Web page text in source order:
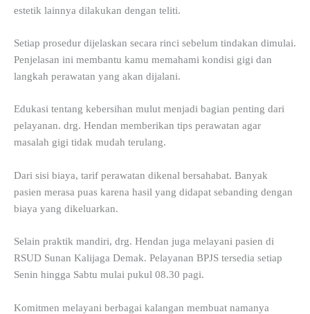
estetik lainnya dilakukan dengan teliti.
Setiap prosedur dijelaskan secara rinci sebelum tindakan dimulai.
Penjelasan ini membantu kamu memahami kondisi gigi dan
langkah perawatan yang akan dijalani.
Edukasi tentang kebersihan mulut menjadi bagian penting dari
pelayanan. drg. Hendan memberikan tips perawatan agar
masalah gigi tidak mudah terulang.
Dari sisi biaya, tarif perawatan dikenal bersahabat. Banyak
pasien merasa puas karena hasil yang didapat sebanding dengan
biaya yang dikeluarkan.
Selain praktik mandiri, drg. Hendan juga melayani pasien di
RSUD Sunan Kalijaga Demak. Pelayanan BPJS tersedia setiap
Senin hingga Sabtu mulai pukul 08.30 pagi.
Komitmen melayani berbagai kalangan membuat namanya